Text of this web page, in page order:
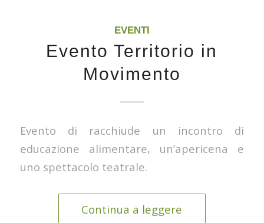
EVENTI
Evento Territorio in
Movimento
Evento di racchiude un incontro di
educazione alimentare, un’apericena e
uno spettacolo teatrale.
Continua a leggere